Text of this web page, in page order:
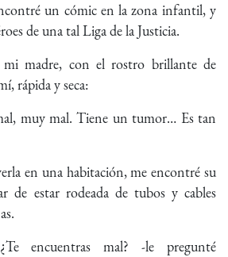
un cómic en la zona infantil, y
de una tal Liga de la Justicia.
madre, con el rostro brillante de
rápida y seca:
muy mal. Tiene un tumor… Es tan
en una habitación, me encontré su
de estar rodeada de tubos y cables
encuentras mal? -le pregunté